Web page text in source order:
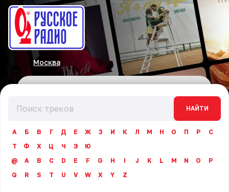
Москва
НАЙТИ
А Б В Г Д Е Ж З И К Л М Н О П Р
С
Т
Ф Х Ц Ч Э
Ю
@
A B C D E F G H I J K L M N O
P
Q
R S T U V W X Y Z